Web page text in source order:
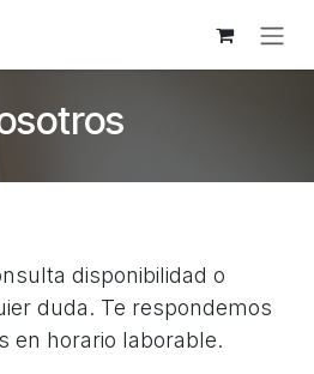
disponibilidad o
duda. Te respondemos
en horario laborable.